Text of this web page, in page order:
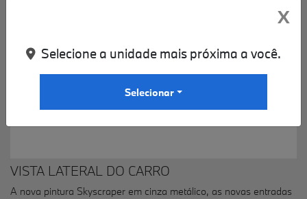
VISTA LATERAL DO CARRO
A nova pintura Skyscraper em cinza metálico, as novas entradas
X
Selecione a unidade mais próxima a você.
Selecionar